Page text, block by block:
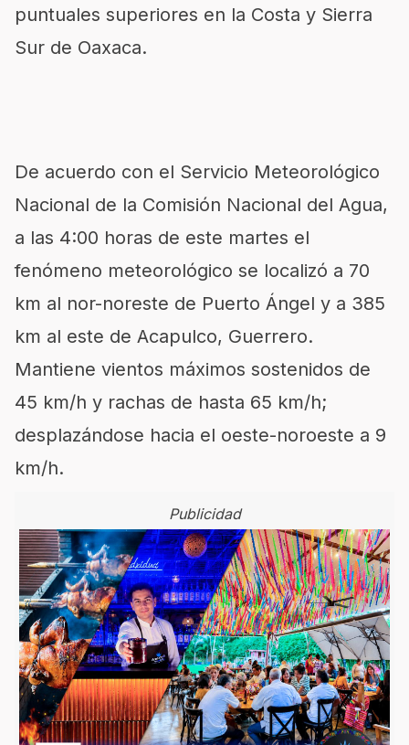
puntuales superiores en la Costa y Sierra
Sur de Oaxaca.
De acuerdo con el Servicio Meteorológico
Nacional de la Comisión Nacional del Agua,
a las 4:00 horas de este martes el
fenómeno meteorológico se localizó a 70
km al nor-noreste de Puerto Ángel y a 385
km al este de Acapulco, Guerrero.
Mantiene vientos máximos sostenidos de
45 km/h y rachas de hasta 65 km/h;
desplazándose hacia el oeste-noroeste a 9
km/h.
Publicidad